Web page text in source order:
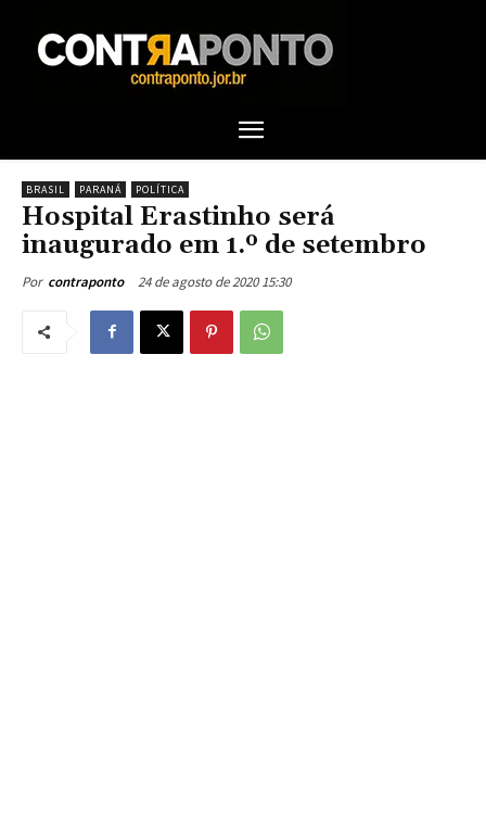
BRASIL PARANÁ POLÍTICA
Hospital Erastinho será
inaugurado em 1.º de setembro
Por contraponto 24 de agosto de 2020 15:30